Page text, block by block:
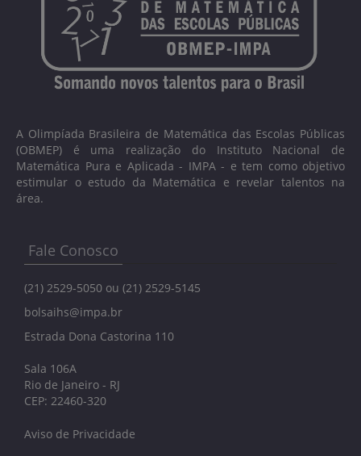
A Olimpíada Brasileira de Matemática das Escolas Públicas
(OBMEP) é uma realização do Instituto Nacional de
Matemática Pura e Aplicada - IMPA - e tem como objetivo
estimular o estudo da Matemática e revelar talentos na
área.
Fale Conosco
(21) 2529-5050 ou (21) 2529-5145
bolsaihs@impa.br
Estrada Dona Castorina 110
Sala 106A
Rio de Janeiro - RJ
CEP: 22460-320
Aviso de Privacidade